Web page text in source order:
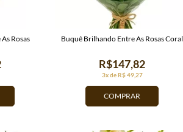
Rosas
COMPRAR
3x de R$ 49,27
R$147,82
Buquê Brilhando Entre As Rosas Coral